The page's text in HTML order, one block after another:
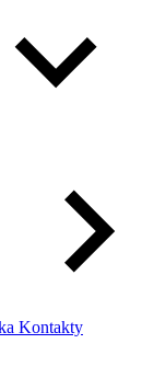
Kontakty